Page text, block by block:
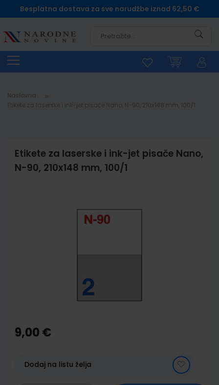
Besplatna dostava za sve narudžbe iznad 62,50 €
Naslovna
Etikete za laserske i ink-jet pisače Nano,
N-90, 210x148 mm, 100/1
the
beginning
gallery
9,00 €
Dodaj na listu želja